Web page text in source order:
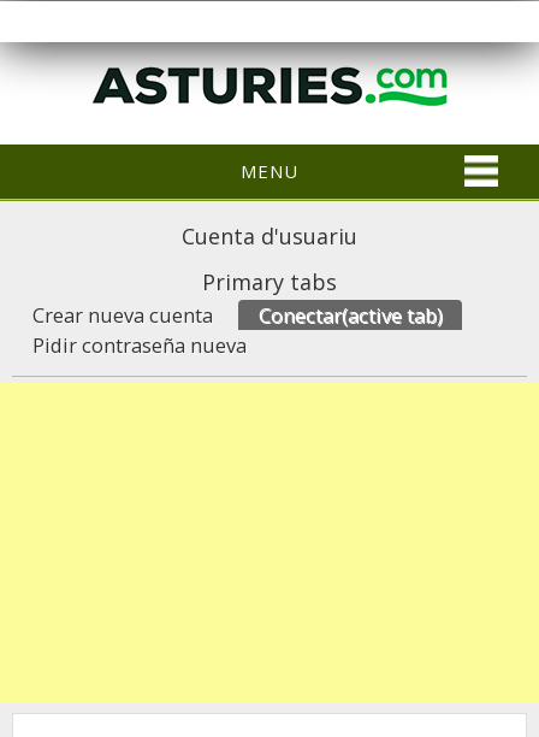
MENU
Cuenta d'usuariu
Primary tabs
Crear nueva cuenta Conectar(active tab)
Pidir contraseña nueva